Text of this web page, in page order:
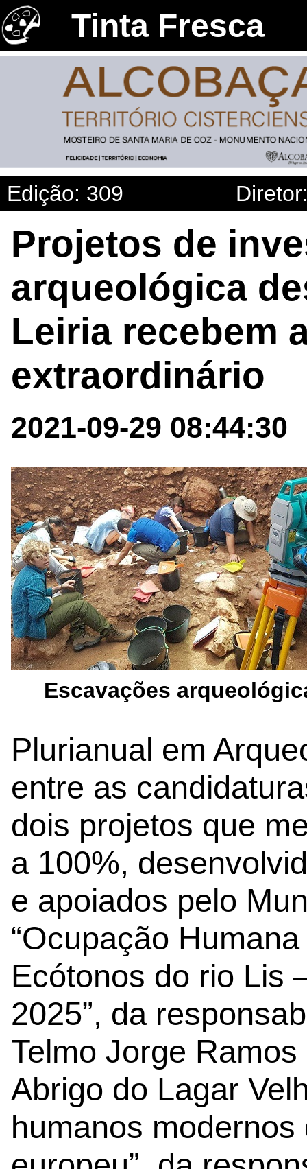
Tinta Fresca
Edição: 309
Projetos de
arqueológica
Leiria recebem
extraordinário
2021-09-29 08:44:30
Escavações
Plurianual em
entre as
dois projetos que
a 100%,
e apoiados pelo
“Ocupação
Ecótonos do rio Lis
2025”, da
Telmo Jorge
Abrigo do Lagar
humanos